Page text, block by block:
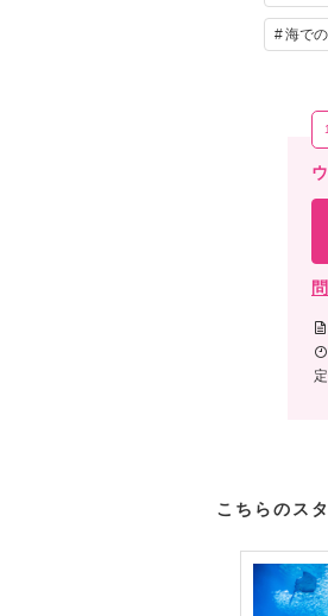
海で
こちらのス